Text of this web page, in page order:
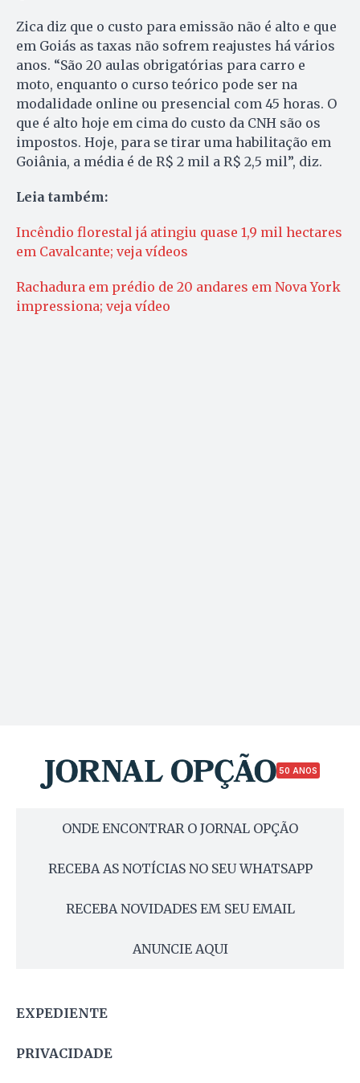
Zica diz que o custo para emissão não é alto e que
em Goiás as taxas não sofrem reajustes há vários
anos. “São 20 aulas obrigatórias para carro e
moto, enquanto o curso teórico pode ser na
modalidade online ou presencial com 45 horas. O
que é alto hoje em cima do custo da CNH são os
impostos. Hoje, para se tirar uma habilitação em
Goiânia, a média é de R$ 2 mil a R$ 2,5 mil”, diz.
Leia também:
Incêndio florestal já atingiu quase 1,9 mil hectares
em Cavalcante; veja vídeos
Rachadura em prédio de 20 andares em Nova York
impressiona; veja vídeo
50 ANOS
ONDE ENCONTRAR O JORNAL OPÇÃO
RECEBA AS NOTÍCIAS NO SEU WHATSAPP
RECEBA NOVIDADES EM SEU EMAIL
ANUNCIE AQUI
EXPEDIENTE
PRIVACIDADE